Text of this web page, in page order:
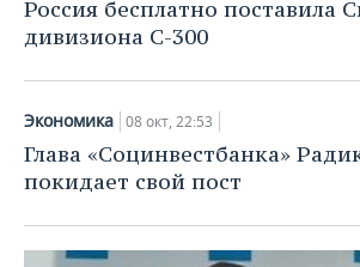
КОМУ ПРИНАДЛЕЖАТ
ТАТАРСТАНА
БЮДЖЕТ
АГРОПРОМ
НЕФТЕХИМИЯ
НЕФТЬ
ОПК
НОВОСТИ АВТО
БИЗНЕС
РОЗНИЧНАЯ ТОРГОВЛЯ
НОВОСТИ ТЕХНОЛОГИЙ
МЕРОПРИЯТИЯ
Россия бесплатно поставила
дивизиона С-300
Экономика 08 окт, 22:53
Глава «Социнвестбанка»
покидает свой пост